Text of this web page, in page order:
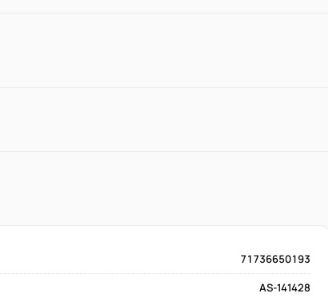
71736650193
AS-141428